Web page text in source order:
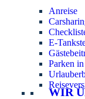
Anreise
E-
Parken
WIR